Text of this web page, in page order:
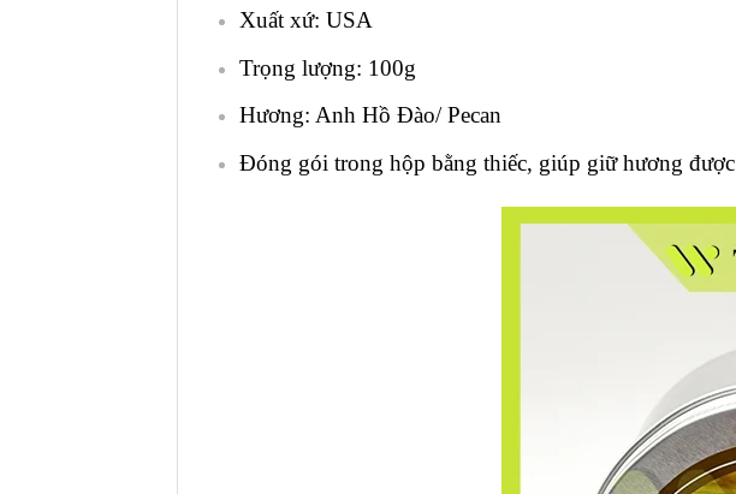
Xuất xứ: USA
Trọng lượng: 100g
Hương: Anh Hồ Đào/ Pecan
Đóng gói trong hộp bằng thiếc, giúp giữ hương